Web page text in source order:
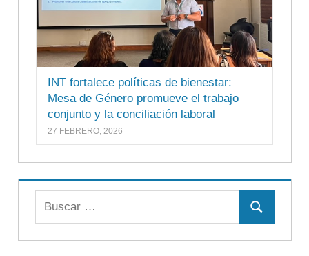
INT fortalece políticas de bienestar:
Mesa de Género promueve el trabajo
conjunto y la conciliación laboral
27 FEBRERO, 2026
Buscar:
Buscar